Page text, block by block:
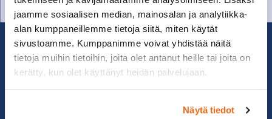
jaamme sosiaalisen median, mainosalan ja analytiikka-
alan kumppaneillemme tietoja siitä, miten käytät
sivustoamme. Kumppanimme voivat yhdistää näitä
tietoja muihin tietoihin, joita olet antanut heille tai joita on
kerätty, kun olet käyttänyt heidän palvelujaan.
Näytä tiedot